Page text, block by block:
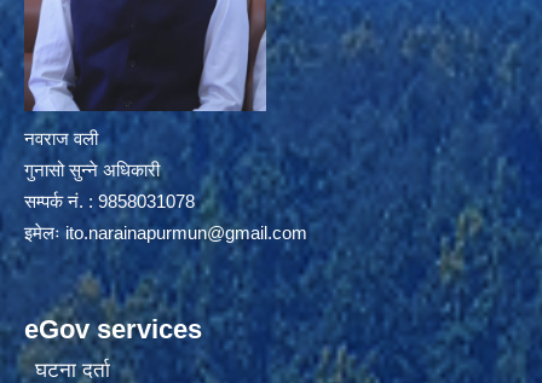
नवराज वली
गुनासो सुन्ने अधिकारी
सम्पर्क नं. : 9858031078
इमेलःito.narainapurmun@gmail.com
eGov services
घटना दर्ता